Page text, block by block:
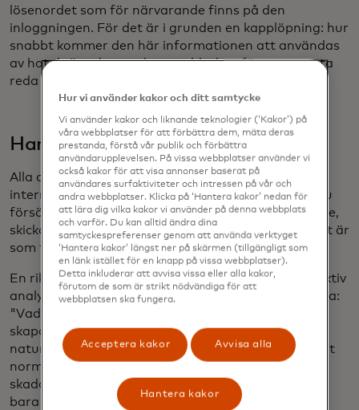
lösenordet som för närvarande finns på den
inloggningen. För det är i grunden en kapplöpning: hur
snabbt kommer den här informationen att användas
av hotaktörer kontra hur snabbt kan försvararna ta
reda på och åtgärda den.
Har du ett annat exempel?
Alla datorer som försöker skicka meddelanden via
internet måste ha dessa tabeller som säger "Om du
försöker kommunicera med den här domänen online,
skicka ett meddelande till den här IP-adressen." Det är
som telefonkatalogen för internet.
En riktigt grundläggande men faktiskt ganska effektiv
analys är att bara ta all denna information och säga:
"Vad finns här idag som inte fanns här igår?" Det
skapas ständigt nya företag, och sedan misslyckas
naturligtvis många av dem. Så det är väldigt, väldigt
normalt att nya domäner dyker upp och sedan inte
skadar någon och sedan försvinner. Så jag kan inte
bara säga till alla: ”Hörru, det här är en ny domän,
Hur vi använder kakor och ditt samtycke
Vi använder kakor och liknande teknologier (‘Kakor’) på
våra webbplatser för att förbättra dem, mäta deras
prestanda, förstå vår publik och förbättra
användarupplevelsen. På vissa webbplatser använder vi
också kakor för att visa annonser baserat på
användares surfaktiviteter och intressen på vår och
andra webbplatser. Klicka på ‘Hantera kakor’ nedan för
att lära dig vilka kakor vi använder på denna webbplats
och varför. Du kan alltid ändra dina
samtyckespreferenser genom att använda verktyget
‘Hantera kakor’ längst ner på skärmen (tillgängligt som
en länk istället för en knapp på vissa webbplatser).
Detta inkluderar att avvisa vissa eller alla kakor,
förutom de som är strikt nödvändiga för att
webbplatsen ska fungera.
Acceptera kakor Avvisa alla
Hantera kakor